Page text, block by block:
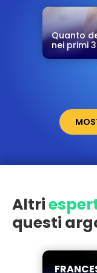
Quanto
nei primi
Altri
questi